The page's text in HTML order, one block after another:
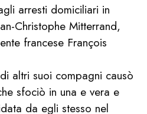
arresti domiciliari in
Christophe Mitterrand,
francese François
altri suoi compagni causò
sfociò in una e vera e
da egli stesso nel